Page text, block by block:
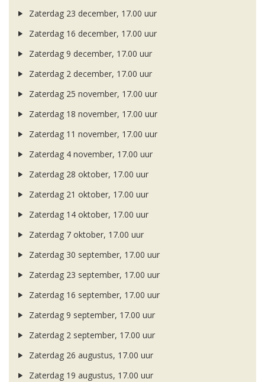
Zaterdag 23 december, 17.00 uur
Zaterdag 16 december, 17.00 uur
Zaterdag 9 december, 17.00 uur
Zaterdag 2 december, 17.00 uur
Zaterdag 25 november, 17.00 uur
Zaterdag 18 november, 17.00 uur
Zaterdag 11 november, 17.00 uur
Zaterdag 4 november, 17.00 uur
Zaterdag 28 oktober, 17.00 uur
Zaterdag 21 oktober, 17.00 uur
Zaterdag 14 oktober, 17.00 uur
Zaterdag 7 oktober, 17.00 uur
Zaterdag 30 september, 17.00 uur
Zaterdag 23 september, 17.00 uur
Zaterdag 16 september, 17.00 uur
Zaterdag 9 september, 17.00 uur
Zaterdag 2 september, 17.00 uur
Zaterdag 26 augustus, 17.00 uur
Zaterdag 19 augustus, 17.00 uur